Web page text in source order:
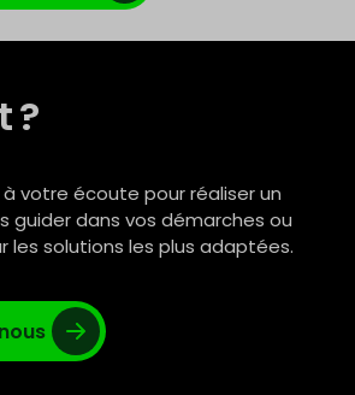
?
votre écoute pour réaliser un
guider dans vos démarches ou
les solutions les plus adaptées.